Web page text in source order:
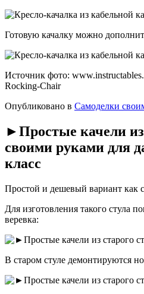
Готовую качалку можно
Источник фото:
Rocking-Chair
Опубликовано в Самоделки
►Простые качели из
своими руками для
класс
Простой и дешевый вариант как
Для изготовления такого стула
веревка:
В старом стуле демонтируются